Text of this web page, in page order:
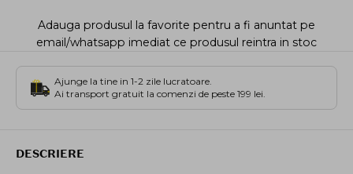
Adauga produsul la favorite pentru a fi anuntat pe
email/whatsapp imediat ce produsul reintra in stoc
Ajunge la tine in 1-2 zile lucratoare.
Ai transport gratuit la comenzi de peste 199 lei.
DESCRIERE